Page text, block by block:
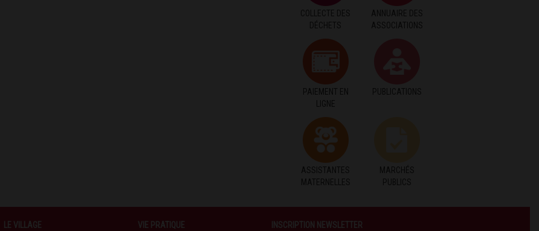
COLLECTE DES
DÉCHETS
ANNUAIRE DES
ASSOCIATIONS
PAIEMENT EN
LIGNE
PUBLICATIONS
ASSISTANTES
MATERNELLES
MARCHÉS
PUBLICS
LE VILLAGE VIE PRATIQUE
INSCRIPTION NEWSLETTER